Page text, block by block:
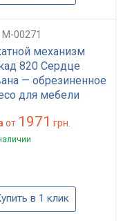
M-00271
механизм
820 Сердце
— обрезиненное
для мебели
от 1971 грн.
в 1 клик